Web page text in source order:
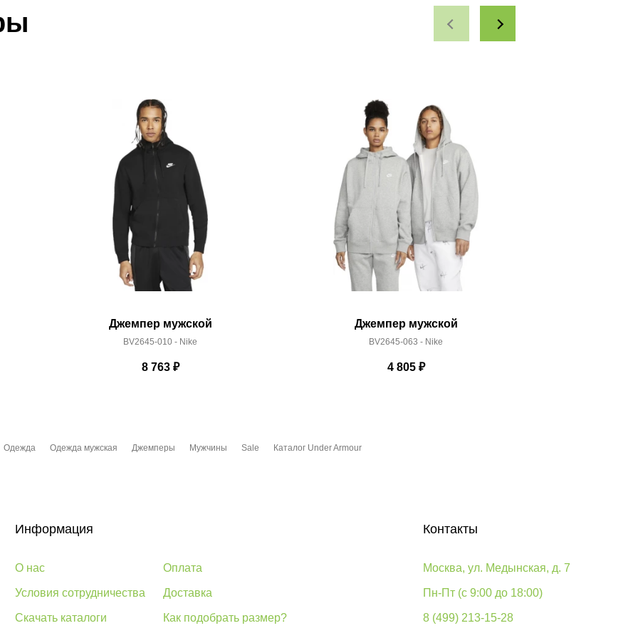
доставки
Джемпер мужской
BV2645-010 - Nike
8 763₽
Джемпер мужской
BV2645-063 - Nike
4 805₽
Одежда Одежда мужская Джемперы Мужчины Sale Каталог Under Armour
Информация
О нас
Условия сотрудничества
Скачать каталоги
Оплата
Доставка
Как подобрать размер?
Контакты
Москва, ул. Медынская, д. 7
Пн-Пт (с 9:00 до 18:00)
8 (499) 213-15-28